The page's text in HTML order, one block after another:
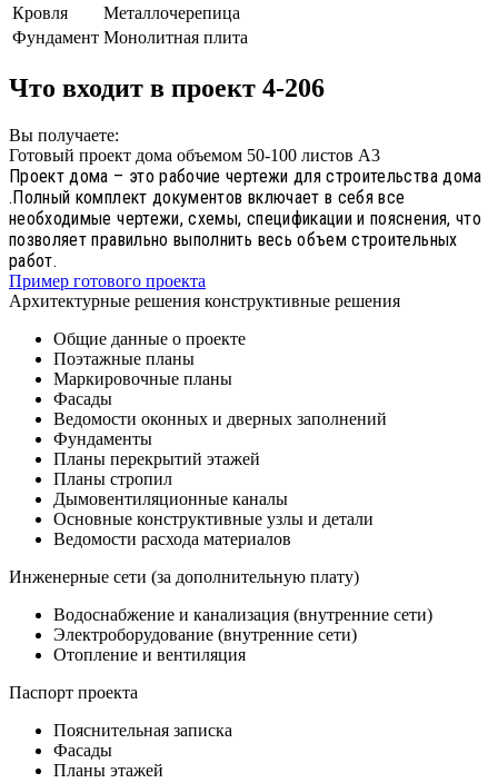
Кровля
Металлочерепица
Фундамент Монолитная плита
Что входит в проект 4-206
Вы получаете:
Готовый проект дома объемом 50-100 листов А3
Проект дома – это рабочие чертежи для строительства дома
.Полный комплект документов включает в себя все
необходимые чертежи, схемы, спецификации и пояснения, что
позволяет правильно выполнить весь объем строительных
работ.
Пример готового проекта
Архитектурные решения конструктивные решения
Общие данные о проекте
Поэтажные планы
Маркировочные планы
Фасады
Ведомости оконных и дверных заполнений
Фундаменты
Планы перекрытий этажей
Планы стропил
Дымовентиляционные каналы
Основные конструктивные узлы и детали
Ведомости расхода материалов
Инженерные сети (за дополнительную плату)
Водоснабжение и канализация (внутренние сети)
Электроборудование (внутренние сети)
Отопление и вентиляция
Паспорт проекта
Пояснительная записка
Фасады
Планы этажей